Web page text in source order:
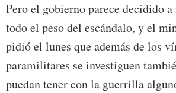
Pero el gobierno parece decidido
todo el peso del escándalo, y el
pidió el lunes que además de los
paramilitares se investiguen
puedan tener con la guerrilla